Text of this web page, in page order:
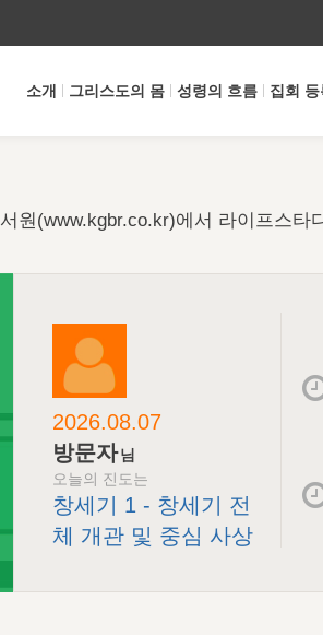
소개 그리스도의 몸 성령의 흐름 집회 등
원(www.kgbr.co.kr)에서 라이프스타
2026.08.07
방문자님
오늘의 진도는
창세기 1 - 창세기 전
체 개관 및 중심 사상